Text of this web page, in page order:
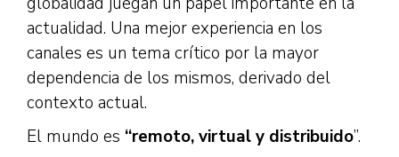
actualidad. Una mejor experiencia en los
canales es un tema crítico por la mayor
dependencia de los mismos, derivado del
contexto actual.​
El mundo es “remoto, virtual y distribuido”.​